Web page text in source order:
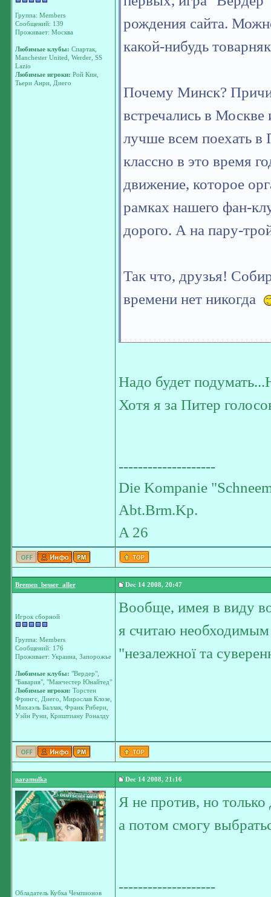
Группа: Members
Сообщений: 139
Проживает: Москва
Любимые клубы: Спартак,
Manchester United, Werder, SS
Lazio
Любимые игроки: Рой Кин,
Тьери Анри, Диего
рождения сайта.
какой-нибудь
Почему Минск?
встречались в
лучше всем поехать в
классно в это время
движение, которое
рамках нашего фан-
дорого. А на пару-
Так что, друзья!
времени нет никогда
Надо будет
Хотя я за Питер
--------------------
Die Kompanie
Abt.Brm.Kp.
A 26
Bremen_besser_aller Dec 14 2008, 20:47
Игрок сборной
Группа: Members
Сообщений: 176
Проживает: Украина, Запорожье
Любимые клубы: "Вердер",
"Бавария", "Манчестер Юнайтед"
Любимые игроки: Торстен
Фрингс, Диего, Мирослав Клозе,
Михаэль Баллак, Франк Рибери,
Уэйн Руни, Криштиану Роналду
Вообще, имея в виду
я считаю необходимым
"незалежної та
naramulka Dec 14 2008, 21:16
Обладатель Кубка Чемпионов
Я не против, но
а потом смогу
--------------------